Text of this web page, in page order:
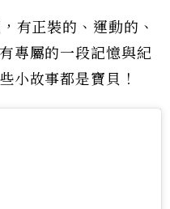
有正裝的、運動的、
專屬的一段記憶與紀
小故事都是寶貝！